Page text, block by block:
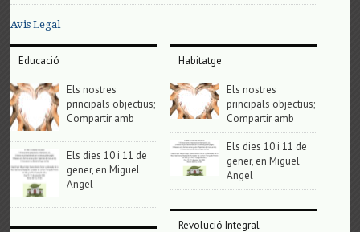
Avis Legal
Educació
Els nostres
principals objectius;
Compartir amb
Els dies 10 i 11 de
gener, en Miguel
Angel
Habitatge
Els nostres
principals objectius;
Compartir amb
Els dies 10 i 11 de
gener, en Miguel
Angel
Revolució Integral